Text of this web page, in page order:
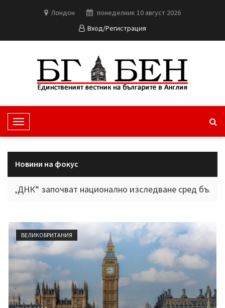
Лондон
понеделник 10 август 2026
Вход/Регистрация
T
o
g
N
v
i
a
t
o
n
Новини на фокус
национално изследване сред българите в
ВЕЛИКОБРИТАНИЯ